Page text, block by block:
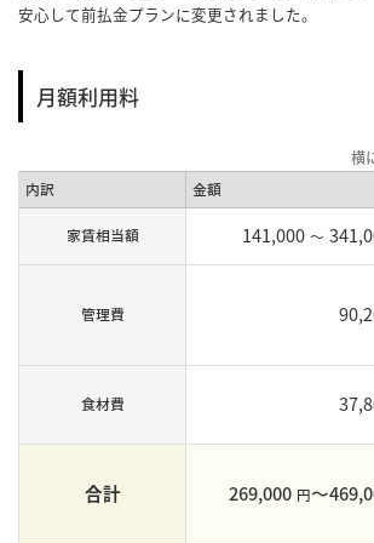
安心して前払金プランに変更されました。
月額利用料
内訳 金額
家賃相当額 141,000 ～
管理費
食材費
合計 269,000 円〜